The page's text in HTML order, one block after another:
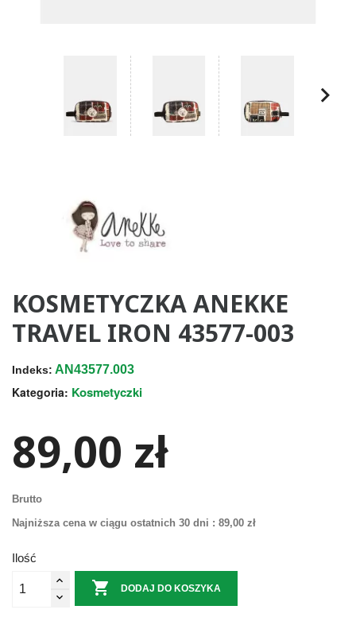
KOSMETYCZKA ANEKKE
TRAVEL IRON 43577-003
Indeks: AN43577.003
Kategoria: Kosmetyczki
89,00 zł
Brutto
Najniższa cena w ciągu ostatnich 30 dni : 89,00 zł
Ilość
 DODAJ DO KOSZYKA